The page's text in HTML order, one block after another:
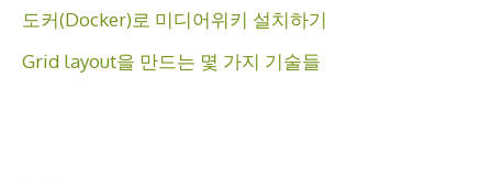
도커(Docker)로 미디어위키 설치하기
Grid layout을 만드는 몇 가지 기술들